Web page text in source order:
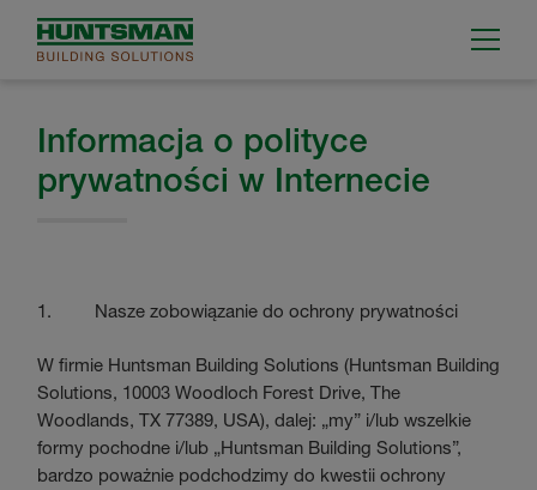
Informacja o polityce
prywatności w Internecie
1. Nasze zobowiązanie do ochrony prywatności
W firmie Huntsman Building Solutions (Huntsman Building
Solutions, 10003 Woodloch Forest Drive, The
Woodlands, TX 77389, USA), dalej: „my” i/lub wszelkie
formy pochodne i/lub „Huntsman Building Solutions”,
bardzo poważnie podchodzimy do kwestii ochrony